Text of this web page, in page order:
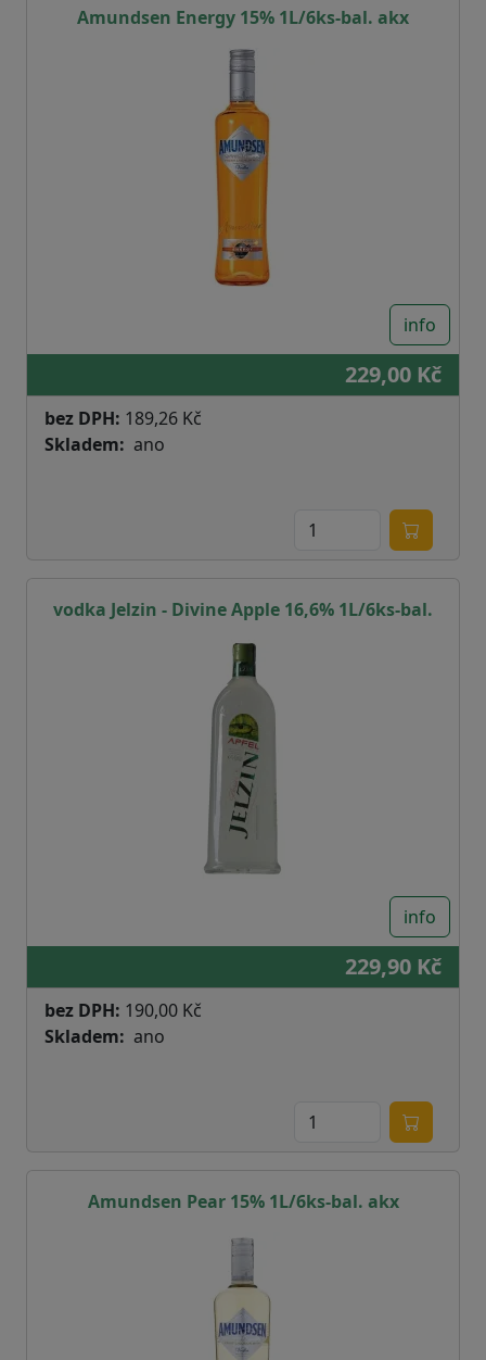
Amundsen Energy 15% 1L/6ks-bal. akx
info
229,00 Kč
bez DPH: 189,26 Kč
Skladem
ano
vodka Jelzin - Divine Apple 16,6% 1L/6ks-bal.
info
229,90 Kč
bez DPH: 190,00 Kč
Skladem
ano
Amundsen Pear 15% 1L/6ks-bal. akx